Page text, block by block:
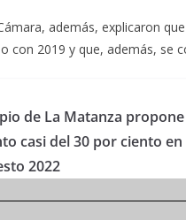
además, explicaron
con 2019 y que, además, se
de La Matanza
casi del 30 por ciento en
2022